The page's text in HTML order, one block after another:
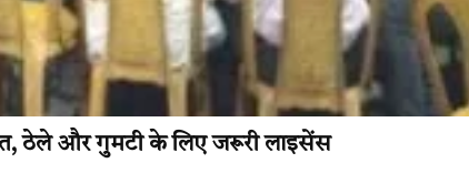
ठेले और गुमटी के लिए जरूरी लाइसेंस